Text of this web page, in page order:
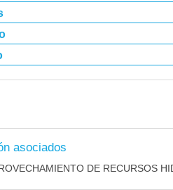
asociados
DE RECURSOS